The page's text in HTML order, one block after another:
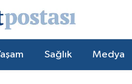
Sağlık Medya